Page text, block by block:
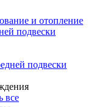
и отопление
подвески
подвески
все